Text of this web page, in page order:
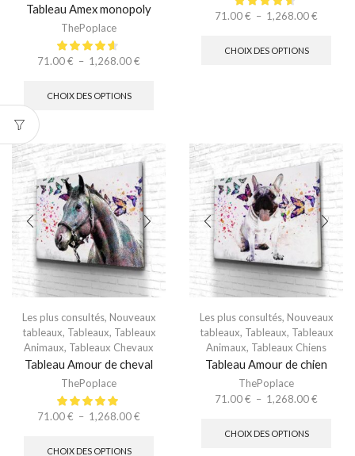
Tableau Amex monopoly
ThePoplace
71.00€ – 1,268.00€
CHOIX DES OPTIONS
71.00€ – 1,268.00€
CHOIX DES OPTIONS
Les plus consultés, Nouveaux
tableaux, Tableaux, Tableaux
Animaux, Tableaux Chevaux
Tableau Amour de cheval
ThePoplace
71.00€ – 1,268.00€
CHOIX DES OPTIONS
Les plus consultés, Nouveaux
tableaux, Tableaux, Tableaux
Animaux, Tableaux Chiens
Tableau Amour de chien
ThePoplace
71.00€ – 1,268.00€
CHOIX DES OPTIONS